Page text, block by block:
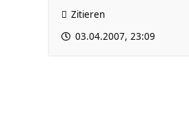
Zitieren
03.04.2007, 23:09